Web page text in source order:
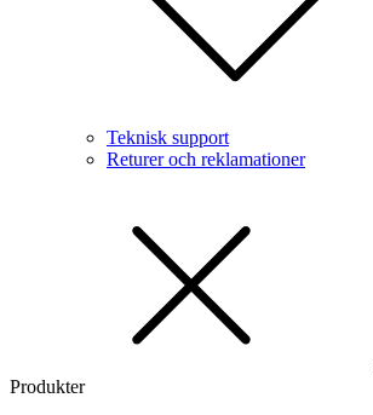
Teknisk support
Returer och reklamationer
Produkter